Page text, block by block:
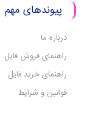
پیوندهای مهم
درباره ما
راهنمای فروش فایل
راهنمای خرید فایل
قوانین و شرایط